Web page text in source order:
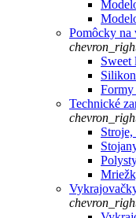
Pomôcky
Sweet
Technické